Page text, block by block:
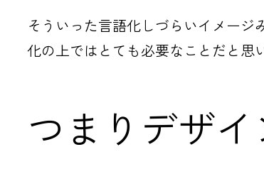
そういった言語化しづらいイメー
化の上ではとても必要なことだと思
つまりデザ